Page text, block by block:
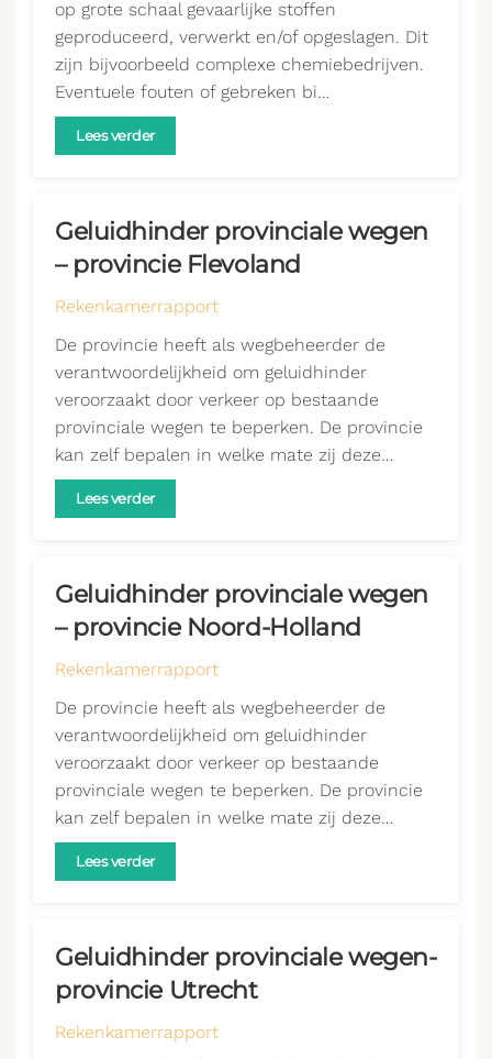
op grote schaal gevaarlijke stoffen
geproduceerd, verwerkt en/of opgeslagen. Dit
zijn bijvoorbeeld complexe chemiebedrijven.
Eventuele fouten of gebreken bi…
Lees verder
Geluidhinder provinciale wegen
– provincie Flevoland
Rekenkamerrapport
De provincie heeft als wegbeheerder de
verantwoordelijkheid om geluidhinder
veroorzaakt door verkeer op bestaande
provinciale wegen te beperken. De provincie
kan zelf bepalen in welke mate zij deze…
Lees verder
Geluidhinder provinciale wegen
– provincie Noord-Holland
Rekenkamerrapport
De provincie heeft als wegbeheerder de
verantwoordelijkheid om geluidhinder
veroorzaakt door verkeer op bestaande
provinciale wegen te beperken. De provincie
kan zelf bepalen in welke mate zij deze…
Lees verder
Geluidhinder provinciale wegen-
provincie Utrecht
Rekenkamerrapport